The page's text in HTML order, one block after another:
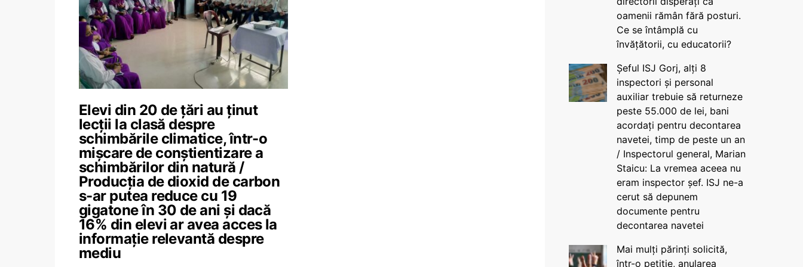
Elevi din 20 de țări au ținut
lecții la clasă despre
schimbările climatice, într-o
mișcare de conștientizare a
schimbărilor din natură /
Producția de dioxid de carbon
s-ar putea reduce cu 19
gigatone în 30 de ani și dacă
16% din elevi ar avea acces la
informație relevantă despre
mediu
oamenii rămân fără posturi.
Ce se întâmplă cu
învățătorii, cu educatorii?
Șeful ISJ Gorj, alți 8
inspectori și personal
auxiliar trebuie să returneze
peste 55.000 de lei, bani
acordați pentru decontarea
navetei, timp de peste un an
/ Inspectorul general, Marian
Staicu: La vremea aceea nu
eram inspector șef. ISJ ne-a
cerut să depunem
documente pentru
decontarea navetei
Mai mulți părinți solicită,
într-o petiție, anularea